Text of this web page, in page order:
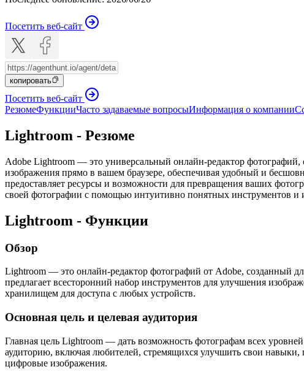
Посетить веб-сайт
копировать
Посетить веб-сайт
РезюмеФункцииЧасто задаваемые вопросыИнформация о компании
Lightroom - Резюме
Adobe Lightroom — это универсальный онлайн-редактор
изображения прямо в вашем браузере, обеспечивая удобный и
предоставляет ресурсы и возможности для превращения ваших
своей фотографии с помощью интуитивно понятных инструментов и
Lightroom - Функции
Обзор
Lightroom — это онлайн-редактор фотографий от Adobe, созданный
предлагает всесторонний набор инструментов для улучшения
хранилищем для доступа с любых устройств.
Основная цель и целевая аудитория
Главная цель Lightroom — дать возможность фотографам всех
аудиторию, включая любителей, стремящихся улучшить свои
цифровые изображения.